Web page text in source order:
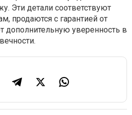
Эти детали соответствуют
продаются с гарантией от
дополнительную уверенность в